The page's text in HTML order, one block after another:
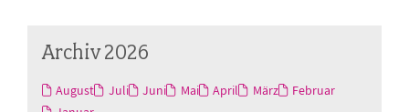
Archiv 2026
August Juli Juni Mai April März
Februar